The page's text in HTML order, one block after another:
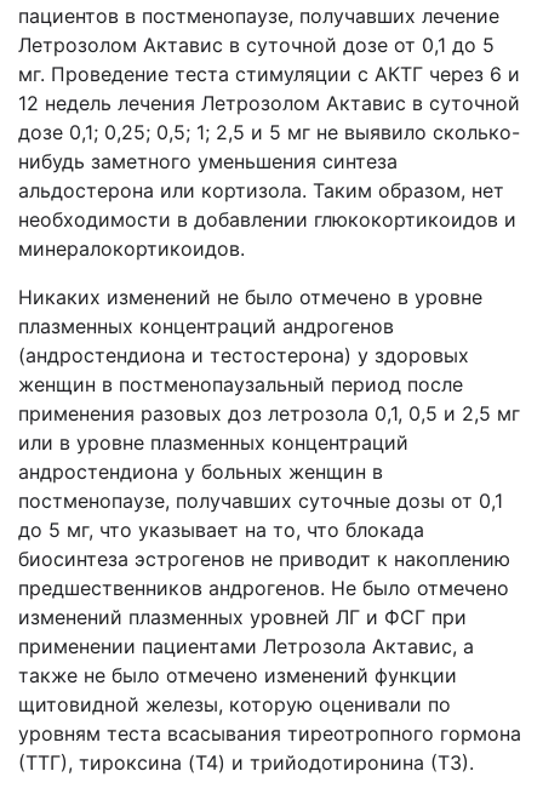
пациентов в постменопаузе, получавших лечение
Летрозолом Актавис в суточной дозе от 0,1 до 5
мг. Проведение теста стимуляции с АКТГ через 6 и
12 недель лечения Летрозолом Актавис в суточной
дозе 0,1; 0,25; 0,5; 1; 2,5 и 5 мг не выявило сколько-
нибудь заметного уменьшения синтеза
альдостерона или кортизола. Таким образом, нет
необходимости в добавлении глюкокортикоидов и
минералокортикоидов.
Никаких изменений не было отмечено в уровне
плазменных концентраций андрогенов
(андростендиона и тестостерона) у здоровых
женщин в постменопаузальный период после
применения разовых доз летрозола 0,1, 0,5 и 2,5 мг
или в уровне плазменных концентраций
андростендиона у больных женщин в
постменопаузе, получавших суточные дозы от 0,1
до 5 мг, что указывает на то, что блокада
биосинтеза эстрогенов не приводит к накоплению
предшественников андрогенов. Не было отмечено
изменений плазменных уровней ЛГ и ФСГ при
применении пациентами Летрозола Актавис, а
также не было отмечено изменений функции
щитовидной железы, которую оценивали по
уровням теста всасывания тиреотропного гормона
(ТТГ), тироксина (T4) и трийодотиронина (Т3).